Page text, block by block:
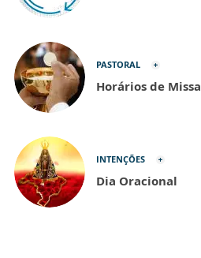
PASTORAL
Horários de Missa
INTENÇÕES
Dia Oracional